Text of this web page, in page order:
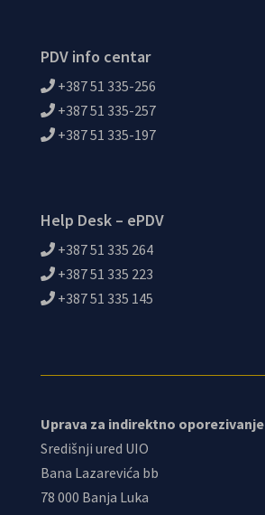
PDV info centar
+387 51 335-256
+387 51 335-257
+387 51 335-197
Help Desk – ePDV
+387 51 335 264
+387 51 335 223
+387 51 335 145
Uprava za indirektno oporezivanje
Središnji ured UIO
Bana Lazarevića bb
78 000 Banja Luka